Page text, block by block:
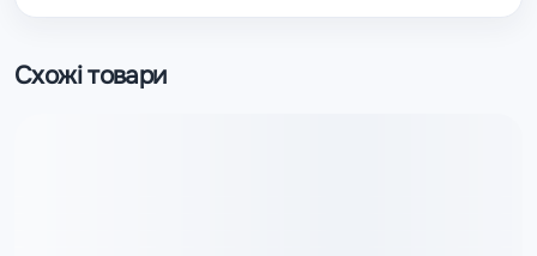
Схожі товари